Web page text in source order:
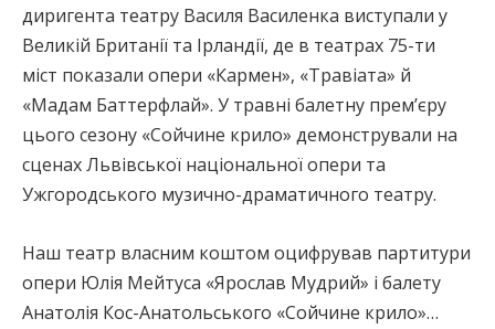
диригента театру Василя Василенка виступали у
Великій Британії та Ірландії, де в театрах 75-ти
міст показали опери «Кармен», «Травіата» й
«Мадам Баттерфлай». У травні балетну прем’єру
цього сезону «Сойчине крило» демонстрували на
сценах Львівської національної опери та
Ужгородського музично-драматичного театру.
Наш театр власним коштом оцифрував партитури
опери Юлія Мейтуса «Ярослав Мудрий» і балету
Анатолія Кос-Анатольського «Сойчине крило»…